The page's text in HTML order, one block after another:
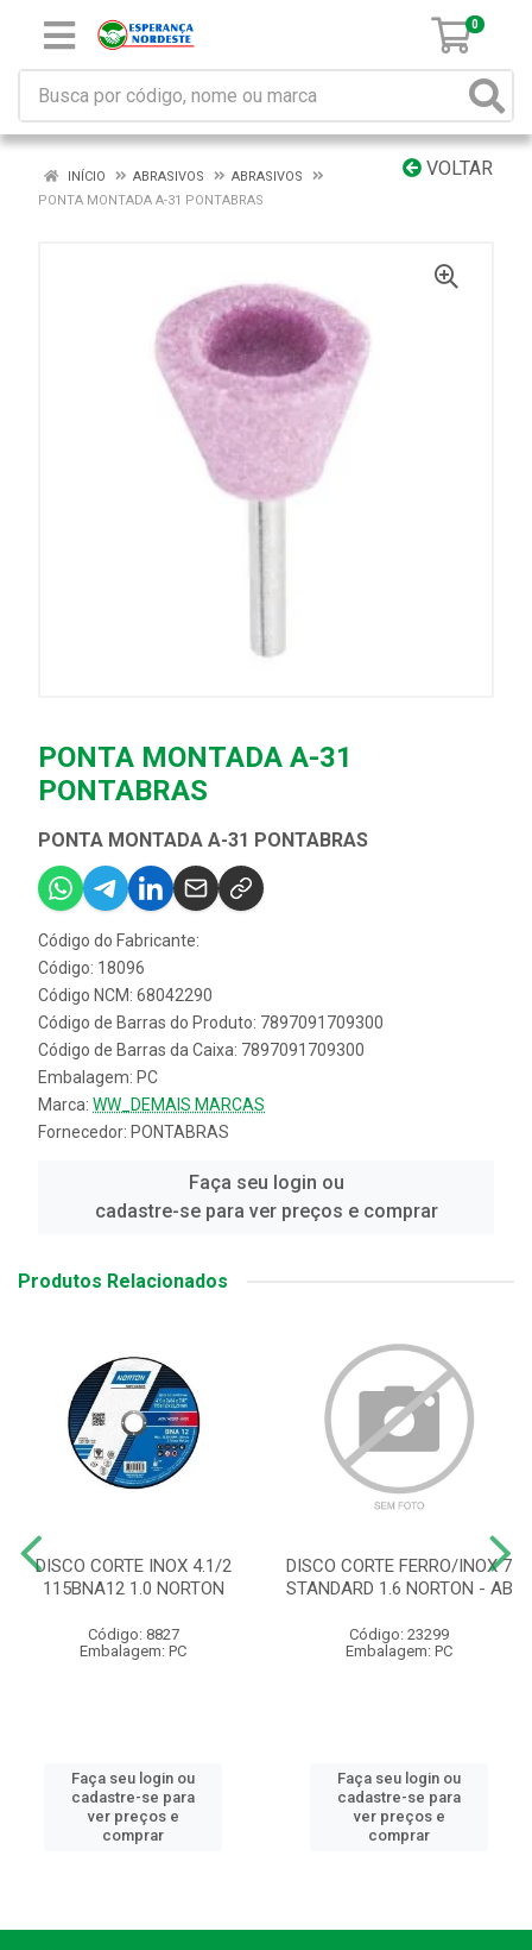
0
VOLTAR
INÍCIO ABRASIVOS
ABRASIVOS
PONTA MONTADA A-31 PONTABRAS
PONTA MONTADA A-31
PONTABRAS
PONTA MONTADA A-31 PONTABRAS
Código do Fabricante:
Código: 18096
Código NCM: 68042290
Código de Barras do Produto: 7897091709300
Código de Barras da Caixa: 7897091709300
Embalagem: PC
Marca: WW_DEMAIS MARCAS
Fornecedor: PONTABRAS
Faça seu login ou
cadastre-se para ver preços e comprar
Produtos Relacionados
DISCO CORTE INOX 4.1/2
115BNA12 1.0 NORTON
Código: 8827
Embalagem: PC
Faça seu login ou
cadastre-se para
ver preços e
comprar
DISCO CORTE FERRO/INOX 7
STANDARD 1.6 NORTON - AB
Código: 23299
Embalagem: PC
Faça seu login ou
cadastre-se para
ver preços e
comprar